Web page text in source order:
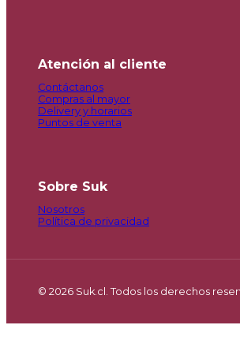
Atención al cliente
Contáctanos
Compras al mayor
Delivery y horarios
Puntos de venta
Sobre Suk
Nosotros
Política de privacidad
© 2026 Suk.cl. Todos los derechos